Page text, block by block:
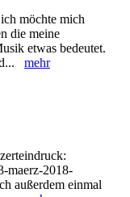
möchte mich
die meine
etwas bedeutet.
mehr
maerz-2018-
außerdem einmal